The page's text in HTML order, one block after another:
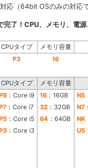
応（64bit OSのみの対応
完了！CPU、メモリ、電
CPUタイプ メモリ容量
P3 16
CPUタイプ メモリ容量
：Core i9 16 ：16GB N5
：Core i7 32 ：32GB N7
：Core i5 64 ：64GB NK
：Core i3 U5